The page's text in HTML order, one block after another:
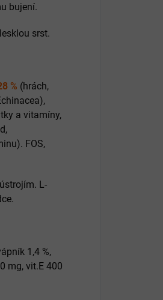
bujení.
srst.
% (hrách,
a vitamíny,
FOS,
L-
1,4 %,
mg, vit.E 400